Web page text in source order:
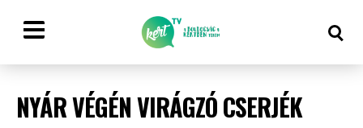
NYÁR VÉGÉN VIRÁGZÓ CSERJÉK